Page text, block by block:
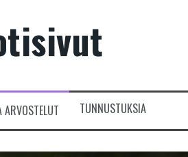
TUNNUSTUKSIA